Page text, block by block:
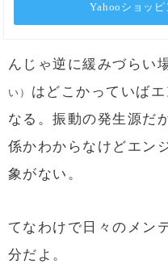
Yahooショッ
んじゃ逆に緩みづらい
い） はどこかっていば
なる。振動の発生源だ
係かわからなけどエン
象がない。
てなわけで日々のメン
分だよ。